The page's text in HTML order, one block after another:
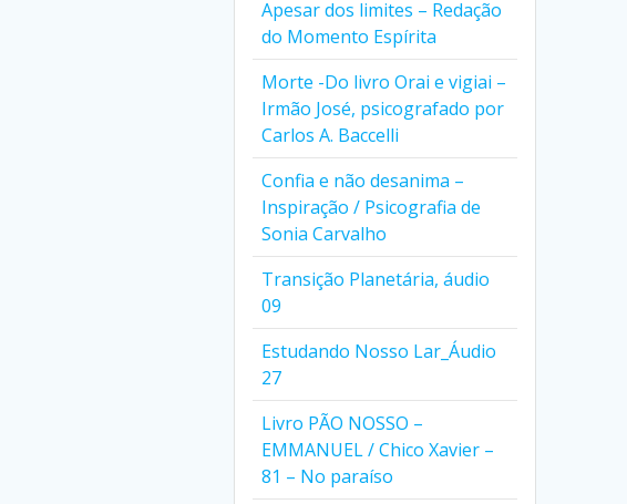
Apesar dos limites – Redação
do Momento Espírita
Morte -Do livro Orai e vigiai –
Irmão José, psicografado por
Carlos A. Baccelli
Confia e não desanima –
Inspiração / Psicografia de
Sonia Carvalho
Transição Planetária, áudio
09
Estudando Nosso Lar_Áudio
27
Livro PÃO NOSSO –
EMMANUEL / Chico Xavier –
81 – No paraíso